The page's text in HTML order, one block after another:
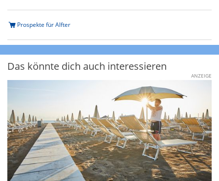
Prospekte für Alfter
Das könnte dich auch interessieren
ANZEIGE